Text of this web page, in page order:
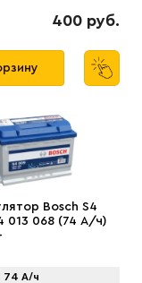
400 руб.
Bosch S4
013 068 (74 А/ч)
74 А/ч